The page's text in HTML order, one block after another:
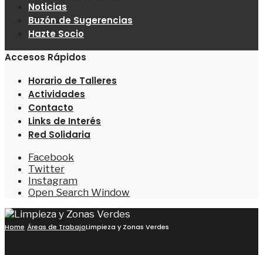
Noticias
Buzón de Sugerencias
Hazte Socio
Accesos Rápidos
Horario de Talleres
Actividades
Contacto
Links de Interés
Red Solidaria
Facebook
Twitter
Instagram
Open Search Window
Home Áreas de TrabajoLimpieza y Zonas Verdes